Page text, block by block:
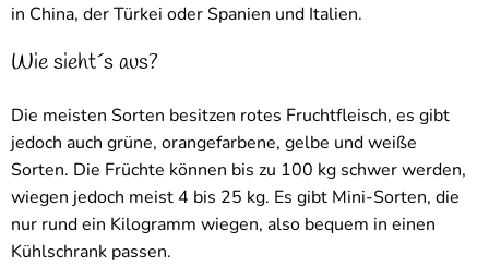
in China, der Türkei oder Spanien und Italien.
Wie sieht´s aus?
Die meisten Sorten besitzen rotes Fruchtfleisch, es gibt
jedoch auch grüne, orangefarbene, gelbe und weiße
Sorten. Die Früchte können bis zu 100 kg schwer werden,
wiegen jedoch meist 4 bis 25 kg. Es gibt Mini-Sorten, die
nur rund ein Kilogramm wiegen, also bequem in einen
Kühlschrank passen.